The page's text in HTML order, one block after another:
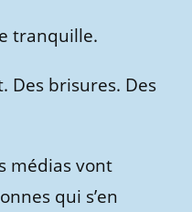
tranquille.
Des brisures. Des
médias vont
qui s’en